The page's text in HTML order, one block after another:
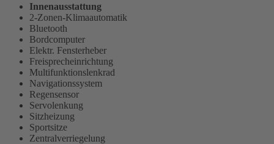
Innenausstattung
2-Zonen-Klimaautomatik
Bluetooth
Bordcomputer
Elektr. Fensterheber
Freisprecheinrichtung
Multifunktionslenkrad
Navigationssystem
Regensensor
Servolenkung
Sitzheizung
Sportsitze
Zentralverriegelung